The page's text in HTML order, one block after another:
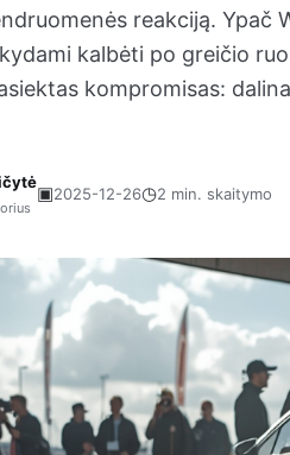
reakciją. Ypač
kalbėti po greičio
kompromisas:
▣2025-12-26◷2 min. skaitymo